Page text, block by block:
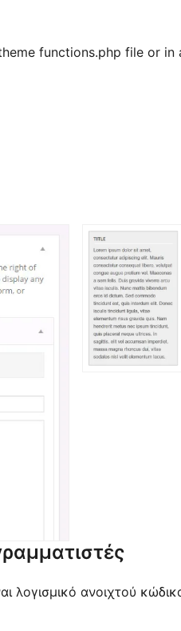
functions.php file or in
λογισμικό ανοιχτού